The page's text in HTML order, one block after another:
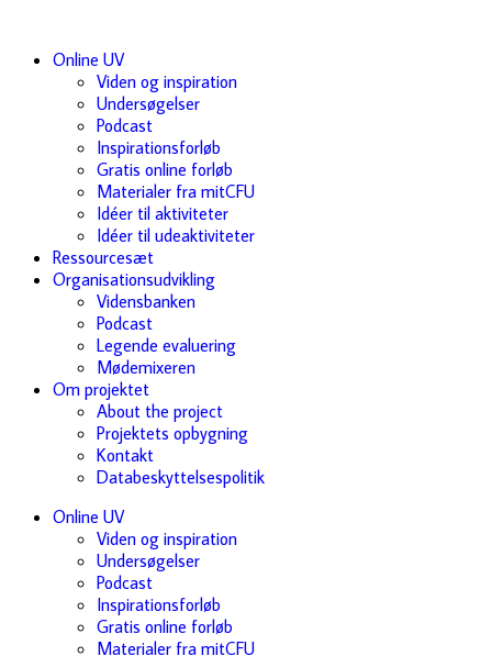
Online UV
Viden og inspiration
Undersøgelser
Podcast
Inspirationsforløb
Gratis online forløb
Materialer fra mitCFU
Idéer til aktiviteter
Idéer til udeaktiviteter
Ressourcesæt
Organisationsudvikling
Vidensbanken
Podcast
Legende evaluering
Mødemixeren
Om projektet
About the project
Projektets opbygning
Kontakt
Databeskyttelsespolitik
Online UV
Viden og inspiration
Undersøgelser
Podcast
Inspirationsforløb
Gratis online forløb
Materialer fra mitCFU